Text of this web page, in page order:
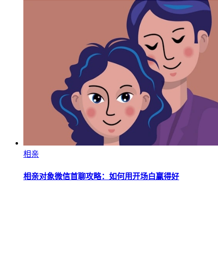
相亲
相亲对象微信首聊攻略：如何用开场白赢得好